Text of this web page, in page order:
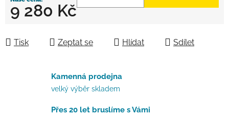
9 280 Kč
Tisk Zeptat se Hlídat Sdílet
Kamenná prodejna
velký výběr skladem
Přes 20 let bruslíme s Vámi